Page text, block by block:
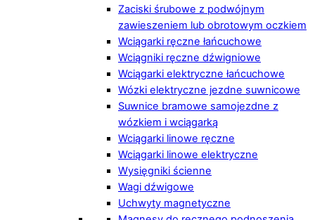
Zaciski śrubowe z podwójnym
zawieszeniem lub obrotowym oczkiem
Wciągarki ręczne łańcuchowe
Wciągniki ręczne dźwigniowe
Wciągarki elektryczne łańcuchowe
Wózki elektryczne jezdne suwnicowe
Suwnice bramowe samojezdne z
wózkiem i wciągarką
Wciągarki linowe ręczne
Wciągarki linowe elektryczne
Wysięgniki ścienne
Wagi dźwigowe
Uchwyty magnetyczne